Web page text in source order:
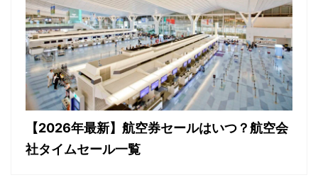
【2026年最新】航空券セールはいつ？航空会
社タイムセール一覧